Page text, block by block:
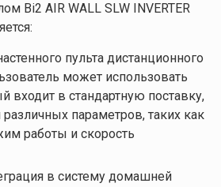
Bi2 AIR WALL SLW INVERTER
пульта дистанционного
может использовать
входит в стандартную поставку,
параметров, таких как
работы и скорость
в систему домашней
заявку
вами в ближайшее время.